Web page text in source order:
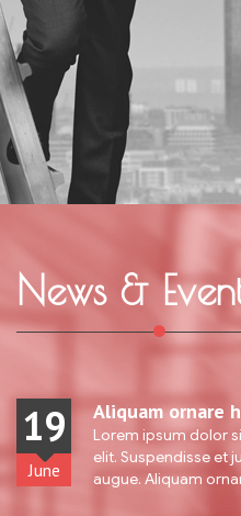
Michel John
News &
19
June
Aliquam ornare
Lorem ipsum dolor
elit. Suspendisse et
augue. Aliquam